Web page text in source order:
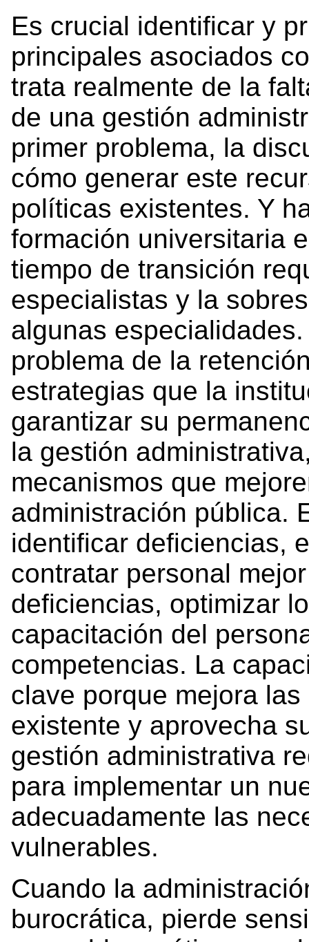
Es crucial identificar y
principales asociados
trata realmente de la
de una gestión
primer problema, la
cómo generar este
políticas existentes. Y
formación universitaria
tiempo de transición
especialistas y la
algunas
problema de la
estrategias que la
garantizar su
la gestión
mecanismos que
administración pública.
identificar deficiencias,
contratar personal
deficiencias, optimizar
capacitación del
competencias. La
clave porque mejora
existente y aprovecha
gestión administrativa
para implementar un
adecuadamente las
vulnerables.
Cuando la
burocrática, pierde